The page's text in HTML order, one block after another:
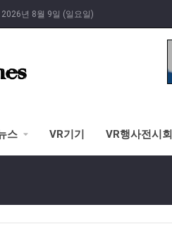
2026년 8월 9일 (일요일)
스 VR기기 VR행사전시회